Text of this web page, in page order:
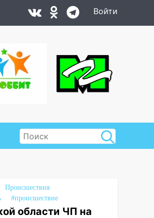
Войти
Происшествия
#происшествие
области ЧП на